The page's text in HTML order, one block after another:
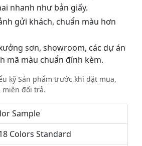
nhanh như bản giấy.
gửi khách, chuẩn màu hơn
sơn, showroom, các dự án
mã màu chuẩn đính kèm.
kỹ Sản phẩm trước khi đặt mua,
miễn đổi trả.
Sample
Colors Standard